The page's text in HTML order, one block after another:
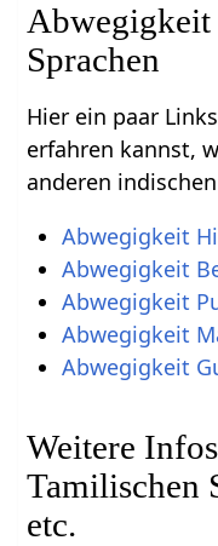
Abwegigkeit
Sprachen
Hier ein paar
erfahren kannst,
anderen
Abwegigkeit
Abwegigkeit
Abwegigkeit
Abwegigkeit
Abwegigkeit
Weitere
Tamilischen
etc.